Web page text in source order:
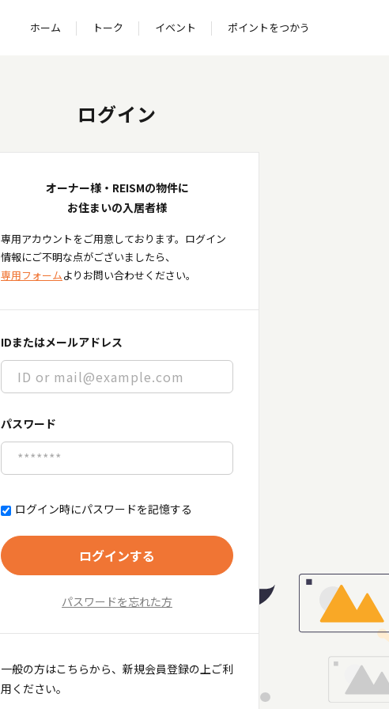
ホーム トーク イベント ポイントをつかう
ログイン
オーナー様・REISMの物件に
お住まいの入居者様
専用アカウントをご用意しております。ログイン
情報にご不明な点がございましたら、
専用フォームよりお問い合わせください。
IDまたはメールアドレス
パスワード
ログイン時にパスワードを記憶する
ログインする
パスワードを忘れた方
一般の方はこちらから、新規会員登録の上ご利
用ください。